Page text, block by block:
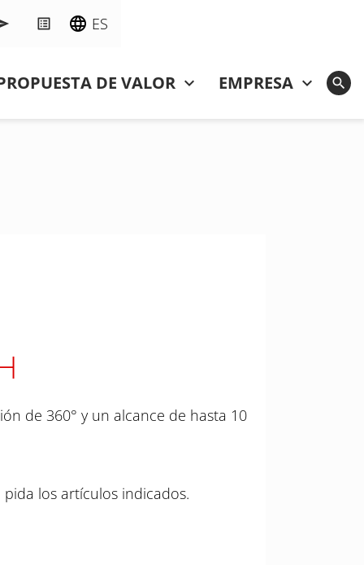
ES
DE VALOR EMPRESA
de 360° y un alcance de hasta 10
los artículos indicados.